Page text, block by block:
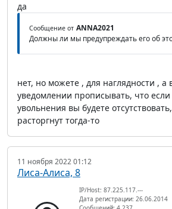
да
Сообщение от ANNA2021
Должны ли мы предупреждать его об
нет, но можете , для наглядности ,
уведомлении прописывать, что если
увольнения вы будете
расторгнут тогда-то
11 ноября 2022 01:12
Лиса-Алиса, 8
IP/Host: 87.225.117.---
Дата регистрации: 26.06.2014